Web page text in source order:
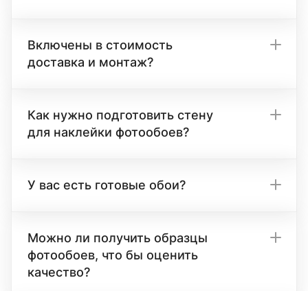
Включены в стоимость
доставка и монтаж?
Как нужно подготовить стену
для наклейки фотообоев?
У вас есть готовые обои?
Можно ли получить образцы
фотообоев, что бы оценить
качество?